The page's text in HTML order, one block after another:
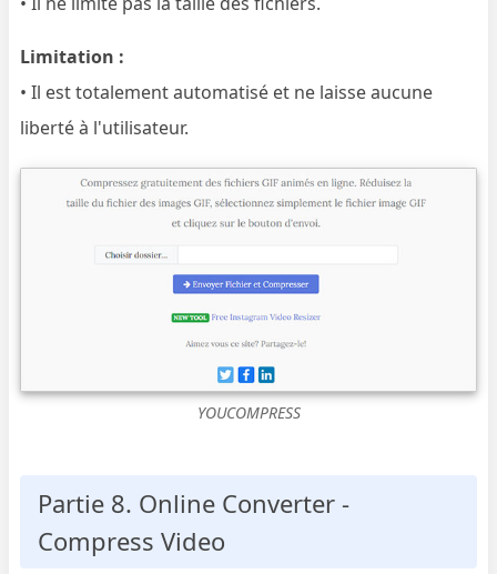
Limitation :
• Il est totalement automatisé et ne laisse aucune
liberté à l'utilisateur.
YOUCOMPRESS
Partie 8. Online Converter -
Compress Video